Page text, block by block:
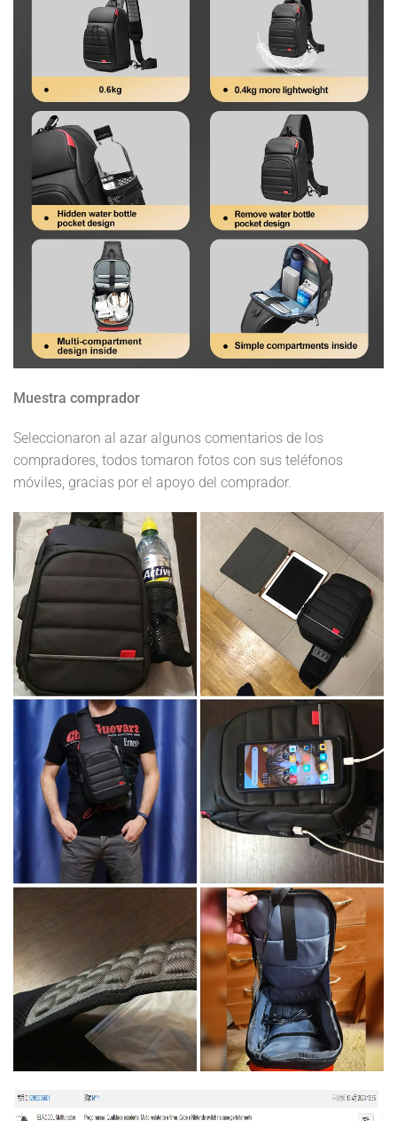
Muestra comprador
Seleccionaron al azar algunos comentarios de los
compradores, todos tomaron fotos con sus teléfonos
móviles, gracias por el apoyo del comprador.